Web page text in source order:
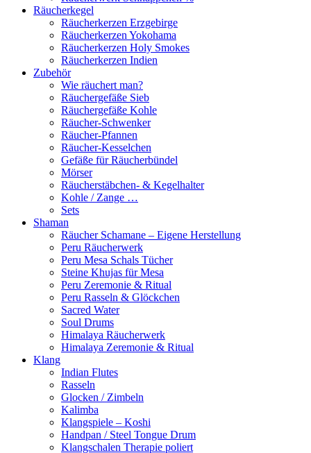
Räucherkegel
Räucherkerzen Erzgebirge
Räucherkerzen Yokohama
Räucherkerzen Holy Smokes
Räucherkerzen Indien
Zubehör
Wie räuchert man?
Räuchergefäße Sieb
Räuchergefäße Kohle
Räucher-Schwenker
Räucher-Pfannen
Räucher-Kesselchen
Gefäße für Räucherbündel
Mörser
Räucherstäbchen- & Kegelhalter
Kohle / Zange …
Sets
Shaman
Räucher Schamane – Eigene Herstellung
Peru Räucherwerk
Peru Mesa Schals Tücher
Steine Khujas für Mesa
Peru Zeremonie & Ritual
Peru Rasseln & Glöckchen
Sacred Water
Soul Drums
Himalaya Räucherwerk
Himalaya Zeremonie & Ritual
Klang
Indian Flutes
Rasseln
Glocken / Zimbeln
Kalimba
Klangspiele – Koshi
Handpan / Steel Tongue Drum
Klangschalen Therapie poliert